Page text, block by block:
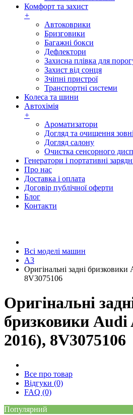
Комфорт та захист
+
Автоковрики
Бризговики
Багажні бокси
Дефлектори
Захисна плівка для
Захист від сонця
Зчіпні пристрої
Транспортні системи
Колеса та шини
Автохімія
+
Ароматизатори
Догляд та очищення зовні
Догляд салону
Очистка сенсорного
Генератори і портативні
Про нас
Доставка і оплата
Договір публічної оферти
Блог
Контакти
Всі моделі машин
A3
Оригінальні задні
8V3075106
Оригінальні
бризковики Audi
2016), 8V3075106
Все про товар
Відгуки (0)
FAQ (0)
Популярний